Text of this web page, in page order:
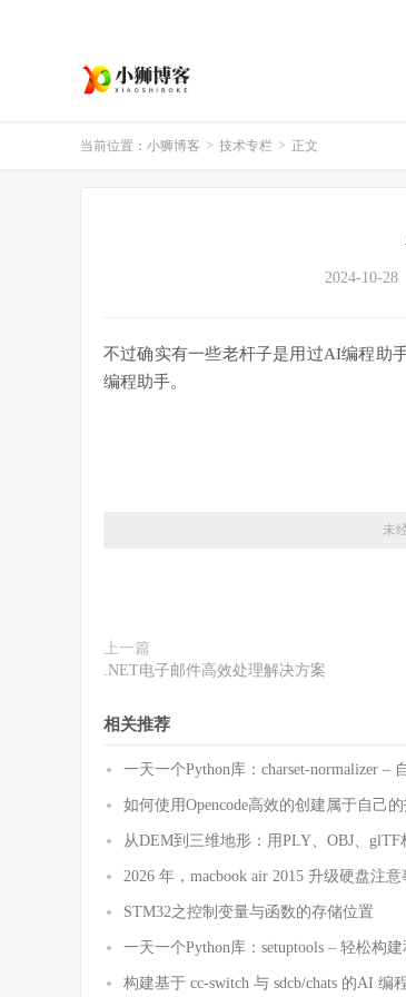
当前位置： 小狮博客 > 技术专栏 > 正文
2024-10-28
不过确实有一些老杆子是用过AI编程助
编程助手。
未
上一篇
.NET电子邮件高效处理解决方案
相关推荐
一天一个Python库：charset-normalizer –
如何使用Opencode高效的创建属于自己
从DEM到三维地形：用PLY、OBJ、
2026 年，macbook air 2015 升级硬盘注意
STM32之控制变量与函数的存储位置
一天一个Python库：setuptools – 轻松构
构建基于 cc-switch 与 sdcb/chats 的AI 编